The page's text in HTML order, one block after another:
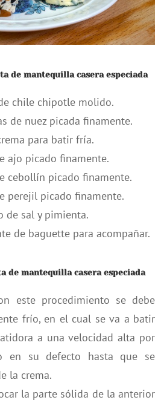
de mantequilla casera especiada
chile chipotle molido.
de nuez picada finamente.
para batir fría.
ajo picado finamente.
cebollín picado finamente.
perejil picado finamente.
de sal y pimienta.
de baguette para acompañar.
de mantequilla casera especiada
este procedimiento se debe
frío, en el cual se va a batir
a una velocidad alta por
en su defecto hasta que se
la crema.
la parte sólida de la anterior